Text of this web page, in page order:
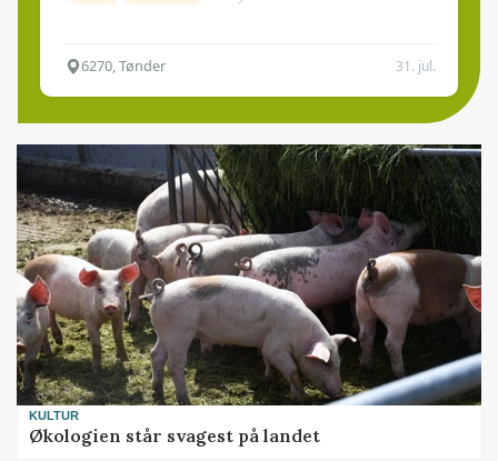
6270, Tønder 31. jul.
KULTUR
Økologien står svagest på landet